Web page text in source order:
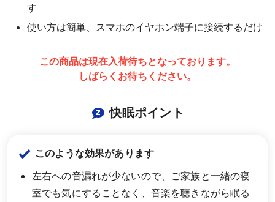
す
使い方は簡単、スマホのイヤホン端子に接続するだけ
この商品は現在入荷待ちとなっております。
しばらくお待ちください。
快眠ポイント
このような効果があります
左右への音漏れが少ないので、ご家族と一緒の寝
室でも気にすることなく、音楽を聴きながら眠る